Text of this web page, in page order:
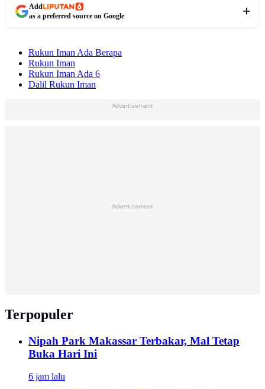
Add
as a preferred source on Google
Rukun Iman Ada Berapa
Rukun Iman
Rukun Iman Ada 6
Dalil Rukun Iman
Advertisement
Advertisement
Terpopuler
Nipah Park Makassar Terbakar, Mal Tetap
Buka Hari Ini
6 jam lalu